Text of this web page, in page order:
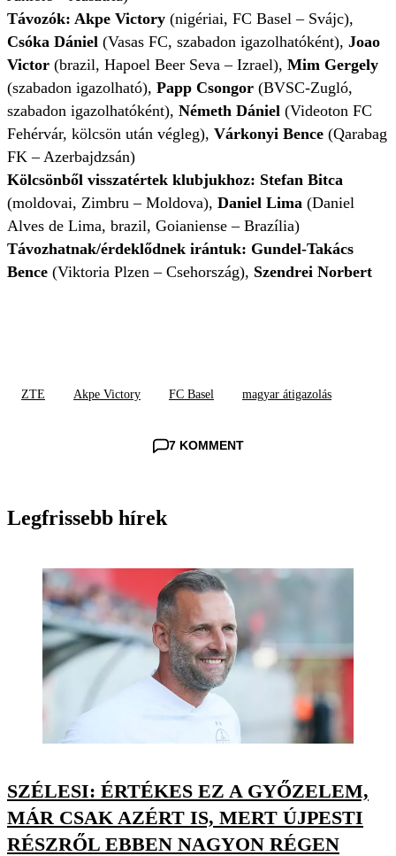
Távozók: Akpe Victory (nigériai, FC Basel – Svájc),
Csóka Dániel (Vasas FC, szabadon igazolhatóként), Joao
Victor (brazil, Hapoel Beer Seva – Izrael), Mim Gergely
(szabadon igazolható), Papp Csongor (BVSC-Zugló,
szabadon igazolhatóként), Németh Dániel (Videoton FC
Fehérvár, kölcsön után végleg), Várkonyi Bence (Qarabag
FK – Azerbajdzsán)
Kölcsönből visszatértek klubjukhoz: Stefan Bitca
(moldovai, Zimbru – Moldova), Daniel Lima (Daniel
Alves de Lima, brazil, Goianiense – Brazília)
Távozhatnak/érdeklődnek irántuk: Gundel-Takács
Bence (Viktoria Plzen – Csehország), Szendrei Norbert
ZTE Akpe Victory FC Basel magyar átigazolás
7 KOMMENT
Legfrissebb hírek
SZÉLESI: ÉRTÉKES EZ A GYŐZELEM,
MÁR CSAK AZÉRT IS, MERT ÚJPESTI
RÉSZRŐL EBBEN NAGYON RÉGEN